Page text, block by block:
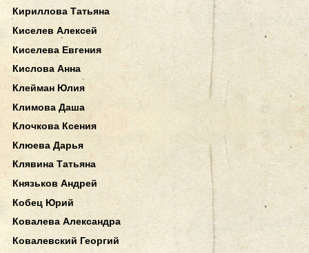
Кириллова Татьяна
Киселев Алексей
Киселева Евгения
Кислова Анна
Клейман Юлия
Климова Даша
Клочкова Ксения
Клюева Дарья
Клявина Татьяна
Князьков Андрей
Кобец Юрий
Ковалева Александра
Ковалевский Георгий